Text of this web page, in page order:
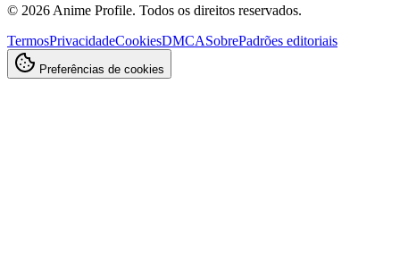
© 2026 Anime Profile. Todos os direitos reservados.
TermosPrivacidadeCookiesDMCASobrePadrões editoriais
Preferências de cookies